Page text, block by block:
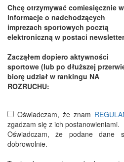
Chcę otrzymywać comiesięcznie
informacje o nadchodzących
imprezach sportowych pocztą
elektroniczną w postaci
Zacząłem dopiero aktywności
sportowe (lub po dłuższej
biorę udział w rankingu NA
ROZRUCHU:
Oświadczam, że znam
zgadzam się z ich postanowieniami.
Oświadczam, że podane
dobrowolnie.